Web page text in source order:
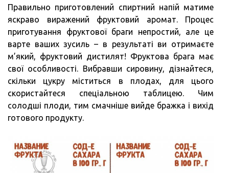
Правильно приготовлений спиртний напій матиме
яскраво виражений фруктовий аромат. Процес
приготування фруктової браги непростий, але це
варте ваших зусиль – в результаті ви отримаєте
м’який, фруктовий дистилят! Фруктова брага має
свої особливості. Вибравши сировину, дізнайтеся,
скільки цукру міститься в плодах, для цього
скористайтеся спеціальною таблицею. Чим
солодші плоди, тим смачніше вийде бражка і вихід
готового продукту.